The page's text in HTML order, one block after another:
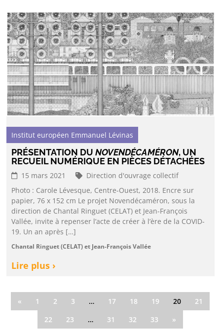
Institut européen Emmanuel Lévinas
PRÉSENTATION DUNOVENDÉCAMÉRON, UN
RECUEIL NUMÉRIQUE EN PIÈCES DÉTACHÉES
15 mars 2021
Direction d'ouvrage collectif
Photo : Carole Lévesque, Centre-Ouest, 2018. Encre sur
papier, 76 x 152 cm Le projet Novendécaméron, sous la
direction de Chantal Ringuet (CELAT) et Jean-François
Vallée, invite à repenser l’acte de créer à l’ère de la COVID-
19. Un an après […]
Chantal Ringuet (CELAT) et Jean-François Vallée
Lire plus ›
« 1 2 3 … 17 18 19 20
21
22
23 … 31 32 33 »